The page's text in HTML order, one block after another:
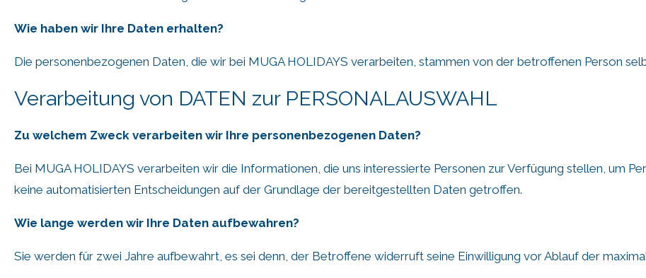
Wie haben wir Ihre Daten erhalten?
Die personenbezogenen Daten, die wir bei MUGA HOLIDAYS verarbeiten, stammen von der betroffenen Person
Verarbeitung von DATEN zur PERSONALAUSWAHL
Zu welchem Zweck verarbeiten wir Ihre personenbezogenen Daten?
Bei MUGA HOLIDAYS verarbeiten wir die Informationen, die uns interessierte Personen zur Verfügung stellen, um
keine automatisierten Entscheidungen auf der Grundlage der bereitgestellten Daten getroffen.
Wie lange werden wir Ihre Daten aufbewahren?
Sie werden für zwei Jahre aufbewahrt, es sei denn, der Betroffene widerruft seine Einwilligung vor Ablauf der